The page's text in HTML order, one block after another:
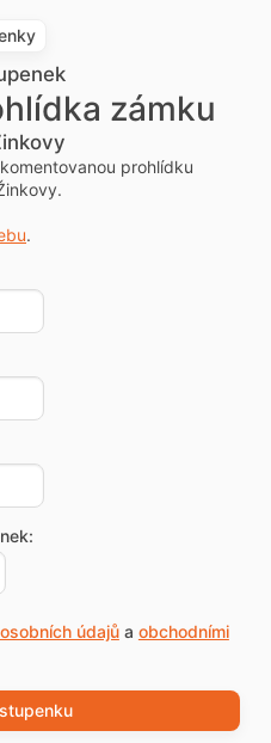
zámku
prohlídku
.
údajůa obchodními